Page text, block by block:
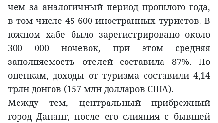
чем за аналогичный период прошлого года,
в том числе 45 600 иностранных туристов. В
южном хабе было зарегистрировано около
300 000 ночевок, при этом средняя
заполняемость отелей составила 87%. По
оценкам, доходы от туризма составили 4,14
трлн донгов (157 млн долларов США).
Между тем, центральный прибрежный
город Дананг, после его слияния с бывшей